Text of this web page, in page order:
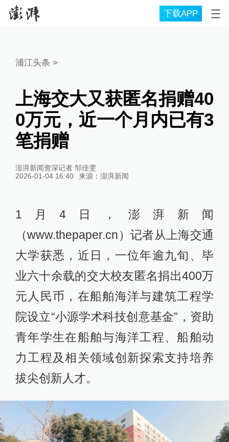
下载APP
浦江头条 >
上海交大又获匿名捐赠40
0万元，近一个月内已有3
笔捐赠
澎湃新闻资深记者 邹佳雯
2026-01-04 16:40
来源： 澎湃新闻
1月4日，澎湃新闻
（www.thepaper.cn）记者从上海交通
大学获悉，近日，一位年逾九旬、毕
业六十余载的交大校友匿名捐出400万
元人民币，在船舶海洋与建筑工程学
院设立“小源学术科技创意基金”，资助
青年学生在船舶与海洋工程、船舶动
力工程及相关领域创新探索支持培养
拔尖创新人才。